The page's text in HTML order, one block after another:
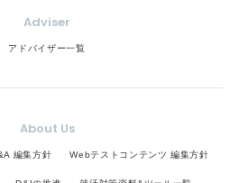
Adviser
アドバイザー一覧
About Us
編集方針 Webテストコンテンツ 編集方針